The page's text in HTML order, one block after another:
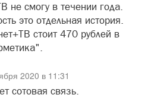
не смогу в течении года.
это отдельная история.
стоит 470 рублей в
2020 в 11:31
сотовая связь.